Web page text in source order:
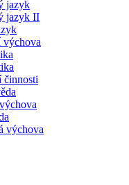
jazyk
jazyk II
výchova
činnosti
výchova